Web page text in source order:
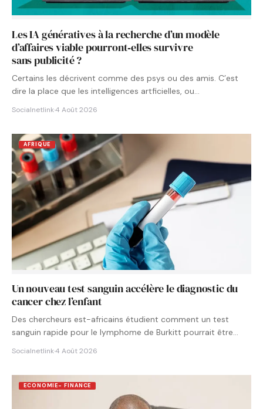
Les IA génératives à la recherche d’un modèle
d’affaires viable pourront‑elles survivre
sans publicité ?
Certains les décrivent comme des psys ou des amis. C’est
dire la place que les intelligences artficielles, ou…
Socialnetlink·4 Août 2026
AFRIQUE
Un nouveau test sanguin accélère le diagnostic du
cancer chez l’enfant
Des chercheurs est-africains étudient comment un test
sanguin rapide pour le lymphome de Burkitt pourrait être
Socialnetlink·4 Août 2026
ECONOMIE- FINANCE